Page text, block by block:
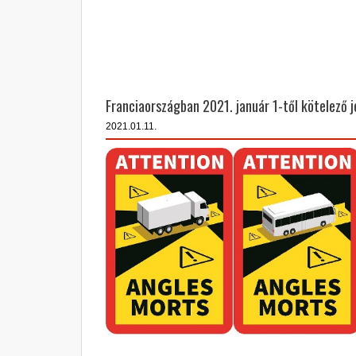
Franciaországban 2021. január 1-től
2021.01.11.